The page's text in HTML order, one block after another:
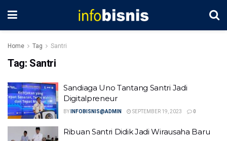
Home Tag Santri
Tag: Santri
Sandiaga Uno Tantang Santri Jadi
Digitalpreneur
BY INFOBISNIS@ADMIN SEPTEMBER 19, 2023 0
Ribuan Santri Didik Jadi Wirausaha Baru